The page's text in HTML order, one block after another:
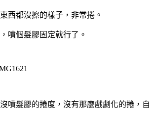
西都沒擦的樣子，非常捲。
噴個髮膠固定就行了。
噴髮膠的捲度，沒有那麼戲劇化的捲，自